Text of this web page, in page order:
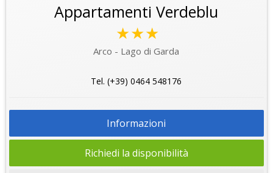
Appartamenti Verdeblu
★★★
Arco - Lago di Garda
Tel. (+39) 0464 548176
Informazioni
Richiedi la disponibilità